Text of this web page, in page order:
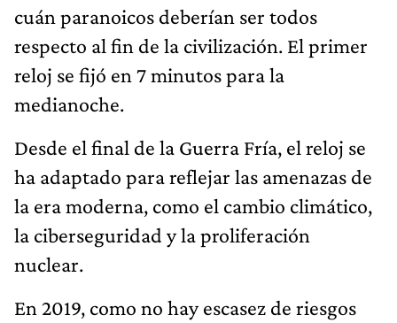
cuán paranoicos deberían ser todos
respecto al fin de la civilización. El primer
reloj se fijó en 7 minutos para la
medianoche.
Desde el final de la Guerra Fría, el reloj se
ha adaptado para reflejar las amenazas de
la era moderna, como el cambio climático,
la ciberseguridad y la proliferación
nuclear.
En 2019, como no hay escasez de riesgos